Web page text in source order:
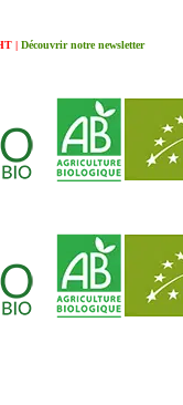
| Découvrir notre newsletter